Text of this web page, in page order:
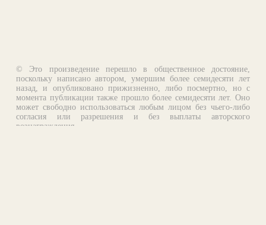
© Это произведение перешло в общественное достояние,
поскольку написано автором, умершим более семидесяти лет
назад, и опубликовано прижизненно, либо посмертно, но с
момента публикации также прошло более семидесяти лет. Оно
может свободно использоваться любым лицом без чьего-либо
согласия или разрешения и без выплаты авторского
вознаграждения.